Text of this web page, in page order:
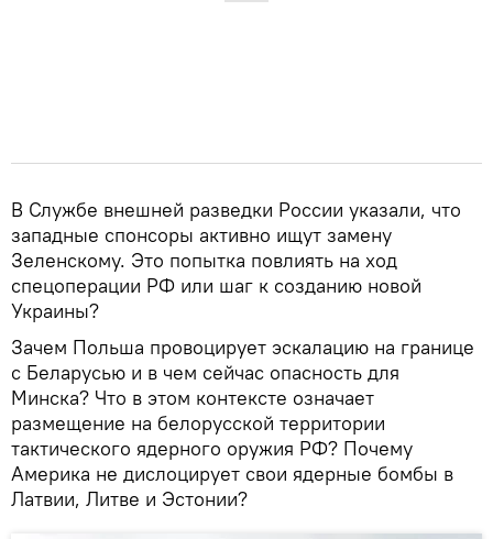
В Службе внешней разведки России указали, что
западные спонсоры активно ищут замену
Зеленскому. Это попытка повлиять на ход
спецоперации РФ или шаг к созданию новой
Украины?
Зачем Польша провоцирует эскалацию на границе
с Беларусью и в чем сейчас опасность для
Минска? Что в этом контексте означает
размещение на белорусской территории
тактического ядерного оружия РФ? Почему
Америка не дислоцирует свои ядерные бомбы в
Латвии, Литве и Эстонии?